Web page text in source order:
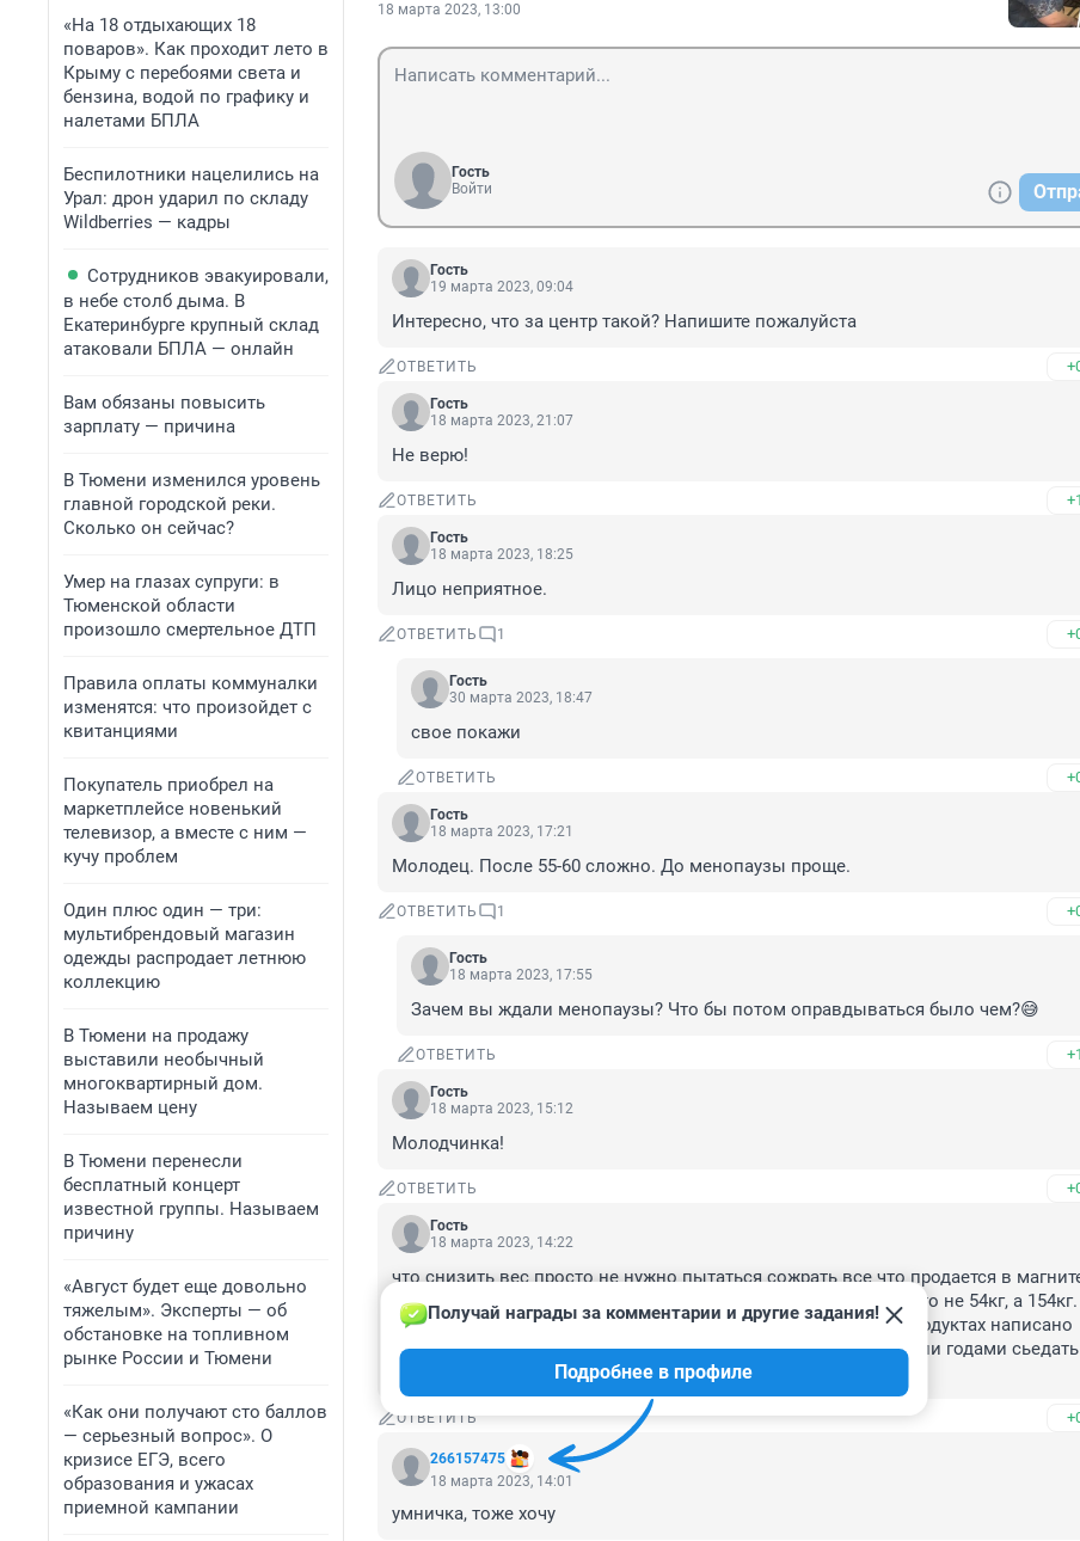
«На 18 отдыхающих 18
поваров». Как проходит лето в
Крыму с перебоями света и
бензина, водой по графику и
налетами БПЛА
Беспилотники нацелились на
Урал: дрон ударил по складу
Wildberries — кадры
Сотрудников эвакуировали,
в небе столб дыма. В
Екатеринбурге крупный склад
атаковали БПЛА — онлайн
Вам обязаны повысить
зарплату — причина
В Тюмени изменился уровень
главной городской реки.
Сколько он сейчас?
Умер на глазах супруги: в
Тюменской области
произошло смертельное ДТП
Правила оплаты коммуналки
изменятся: что произойдет с
квитанциями
Покупатель приобрел на
маркетплейсе новенький
телевизор, а вместе с ним —
кучу проблем
Один плюс один — три:
мультибрендовый магазин
одежды распродает летнюю
коллекцию
В Тюмени на продажу
выставили необычный
многоквартирный дом.
Называем цену
В Тюмени перенесли
бесплатный концерт
известной группы. Называем
причину
«Август будет еще довольно
тяжелым». Эксперты — об
обстановке на топливном
рынке России и Тюмени
«Как они получают сто баллов
— серьезный вопрос». О
кризисе ЕГЭ, всего
образования и ужасах
приемной кампании
18 марта 2023, 13:00
Гость
Войти
Гость
19 марта 2023, 09:04
Интересно, что за центр такой? Напишите пожалуйста
ОТВЕТИТЬ
Гость
18 марта 2023, 21:07
Не верю!
ОТВЕТИТЬ +1
Гость
18 марта 2023, 18:25
Лицо неприятное.
ОТВЕТИТЬ 1
Гость
30 марта 2023, 18:47
свое покажи
ОТВЕТИТЬ
Гость
18 марта 2023, 17:21
Молодец. После 55-60 сложно. До менопаузы проще.
ОТВЕТИТЬ 1
Гость
18 марта 2023, 17:55
Зачем вы ждали менопаузы? Что бы потом оправдываться было чем?😅
ОТВЕТИТЬ +1
Гость
18 марта 2023, 15:12
Молодчинка!
ОТВЕТИТЬ
Гость
18 марта 2023, 14:22
что снизить вес просто не нужно пытаться сожрать все что продается в
сами из магазинов телегами вывозят, а потом ой у меня что то не 54кг, а
действительно с чего бы это? Жрать меньше надо! на всех продуктах написано
сколько там калорий потребность организма 2000 в сутки, если годами
8000 получится спи ешь пей и великий нехочуха
ОТВЕТИТЬ
266157475
Получай награды за комментарии и другие задания!
Подробнее в профиле
18 марта 2023, 14:01
умничка, тоже хочу